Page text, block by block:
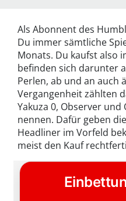
Als Abonnent des
Du immer sämtliche
Monats. Du kaufst also
befinden sich darunter
Perlen, ab und an auch
Vergangenheit zählten
Yakuza 0, Observer
nennen. Dafür geben
Headliner im Vorfeld
meist den Kauf